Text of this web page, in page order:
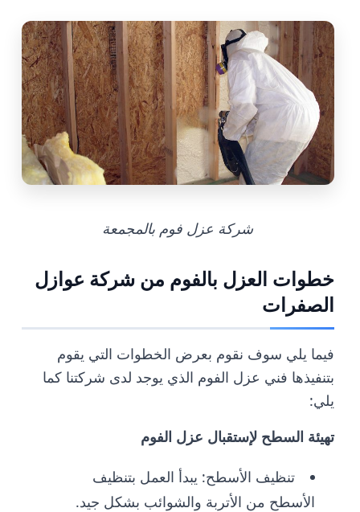
شركة عزل فوم بالمجمعة
خطوات العزل بالفوم من شركة عوازل
الصفرات
فيما يلي سوف نقوم بعرض الخطوات التي يقوم
بتنفيذها فني عزل الفوم الذي يوجد لدى شركتنا كما
يلي:
تهيئة السطح لإستقبال عزل الفوم
تنظيف الأسطح: يبدأ العمل بتنظيف
الأسطح من الأتربة والشوائب بشكل جيد.